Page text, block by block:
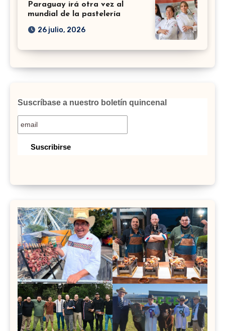
Paraguay irá otra vez al
mundial de la pastelería
26 julio, 2026
Suscríbase a nuestro boletín quincenal